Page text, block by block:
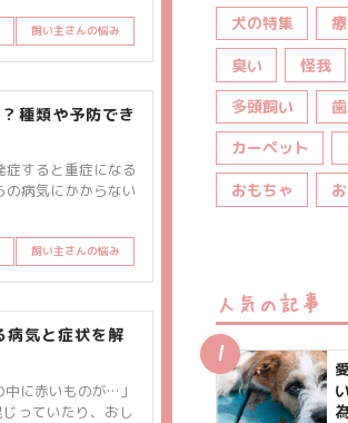
飼い主さんの悩み
種類や予防でき
症すると重症になる
病気にかからない
飼い主さんの悩み
病気と症状を解
に赤いものが…」
っていたり、おし
犬の特集
臭い
怪我
多頭飼い
カーペット
おもちゃ
人気の記事